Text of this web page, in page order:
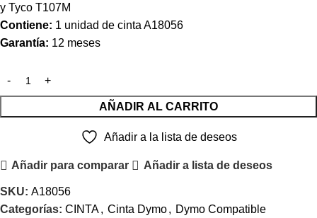
y Tyco T107M
Contiene: 1 unidad de cinta A18056
Garantía: 12 meses
AÑADIR AL CARRITO
Añadir a la lista de deseos
Añadir para comparar Añadir a lista de deseos
SKU: A18056
Categorías: CINTA, Cinta Dymo, Dymo Compatible